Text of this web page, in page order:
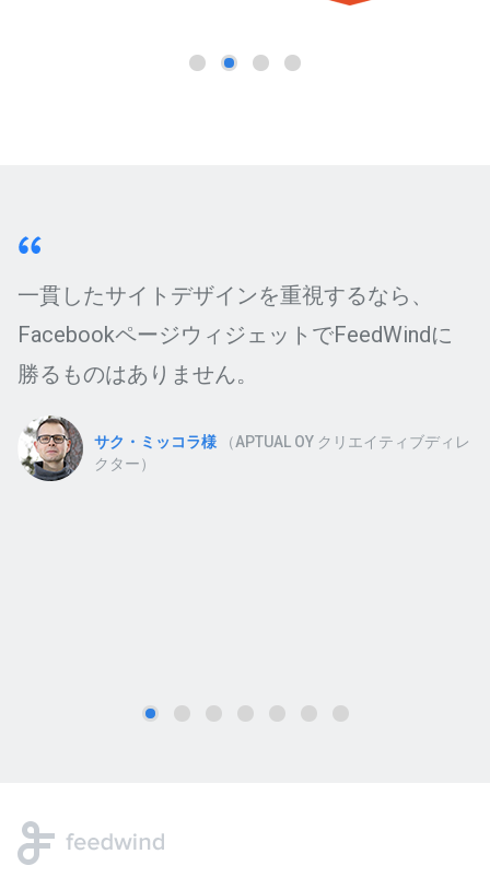
一貫したサイトデザインを重視するなら、
FacebookページウィジェットでFeedWindに
勝るものはありません。
サク・ミッコラ様
（APTUAL OY クリエイティブディレ
クター）